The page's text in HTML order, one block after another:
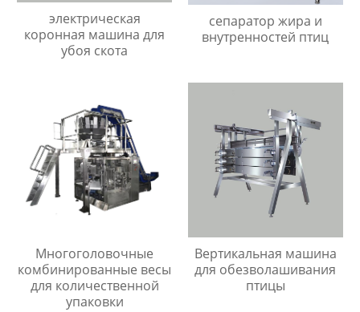
электрическая
коронная машина для
убоя скота
сепаратор жира и
внутренностей птиц
Многоголовочные
комбинированные весы
для количественной
упаковки
Вертикальная машина
для обезволашивания
птицы